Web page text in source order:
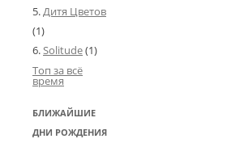
Дитя Цветов
(1)
Solitude(1)
Топ за всё
время
БЛИЖАЙШИЕ
ДНИ РОЖДЕНИЯ